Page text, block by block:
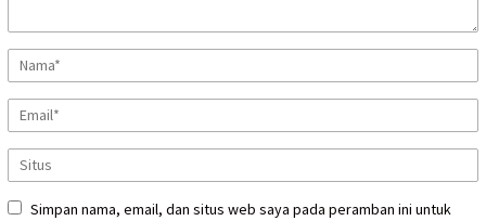
Simpan nama, email, dan situs web saya pada peramban ini untuk